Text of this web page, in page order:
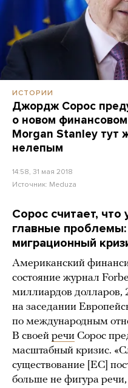
ИСТОРИИ
Джордж Сорос
о новом
Morgan Stanley тут
нелепым
14:58, 31 мая 2018
Источник: Meduza
Сорос считает, что
главные
миграционный
Американский
состояние журнал
миллиардов долларов,
на заседании
по международным
В своей речи Сорос
масштабный кризис.
существование [ЕС]
больше не фигура